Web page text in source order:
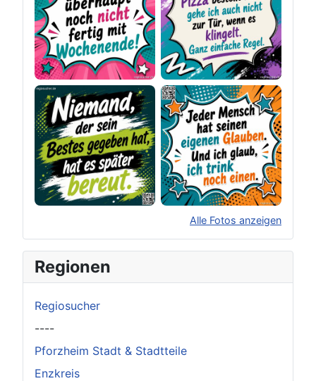
Alle Fotos anzeigen
Original herunterladen
Regionen
Regiosucher
----
Pforzheim Stadt & Stadtteile
Enzkreis